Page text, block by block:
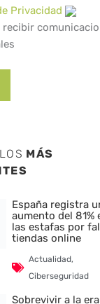
Privacidad
recibir
MÁS
España registra
aumento del 81%
las estafas por
tiendas online
Actualidad,
Ciberseguridad
Sobrevivir a la